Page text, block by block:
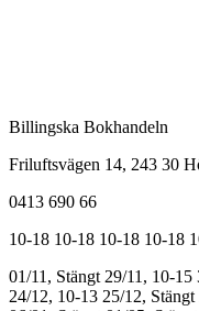
Billingska Bokhandeln
Friluftsvägen 14, 243 30
0413 690 66
10-18 10-18 10-18 10-18
01/11, Stängt 29/11, 10-15
24/12, 10-13 25/12, Stängt